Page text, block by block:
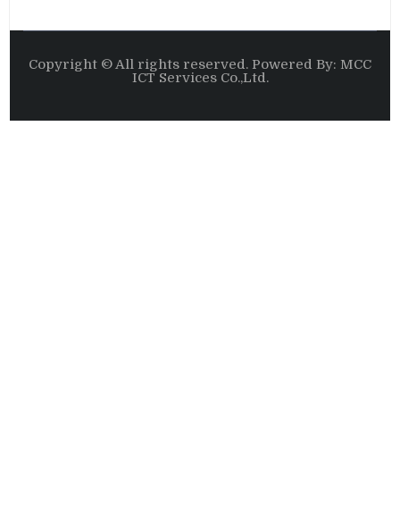
Copyright © All rights reserved. Powered By: MCC
ICT Services Co.,Ltd.